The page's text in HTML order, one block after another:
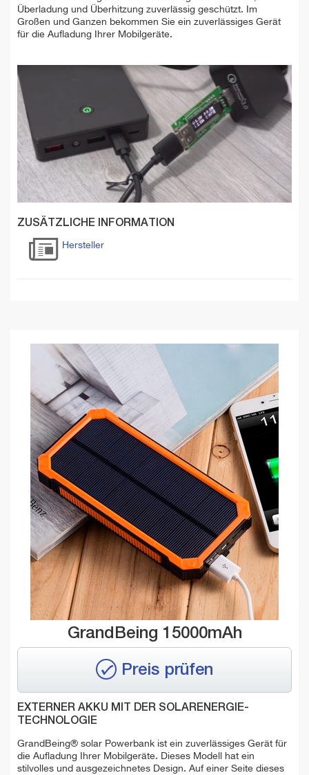
Überladung und Überhitzung zuverlässig geschützt. Im
Großen und Ganzen bekommen Sie ein zuverlässiges Gerät
für die Aufladung Ihrer Mobilgeräte.
ZUSÄTZLICHE INFORMATION
Hersteller
GrandBeing 15000mAh
Preis prüfen
EXTERNER AKKU MIT DER SOLARENERGIE-
TECHNOLOGIE
GrandBeing® solar Powerbank ist ein zuverlässiges Gerät für
die Aufladung Ihrer Mobilgeräte. Dieses Modell hat ein
stilvolles und ausgezeichnetes Design. Auf einer Seite dieses